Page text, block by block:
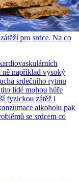
pro srdce. Na co
ně například vysoký
srdečního rytmu
lidé mohou hůře
fyzickou zátěž i
alkoholu pak
se srdcem co